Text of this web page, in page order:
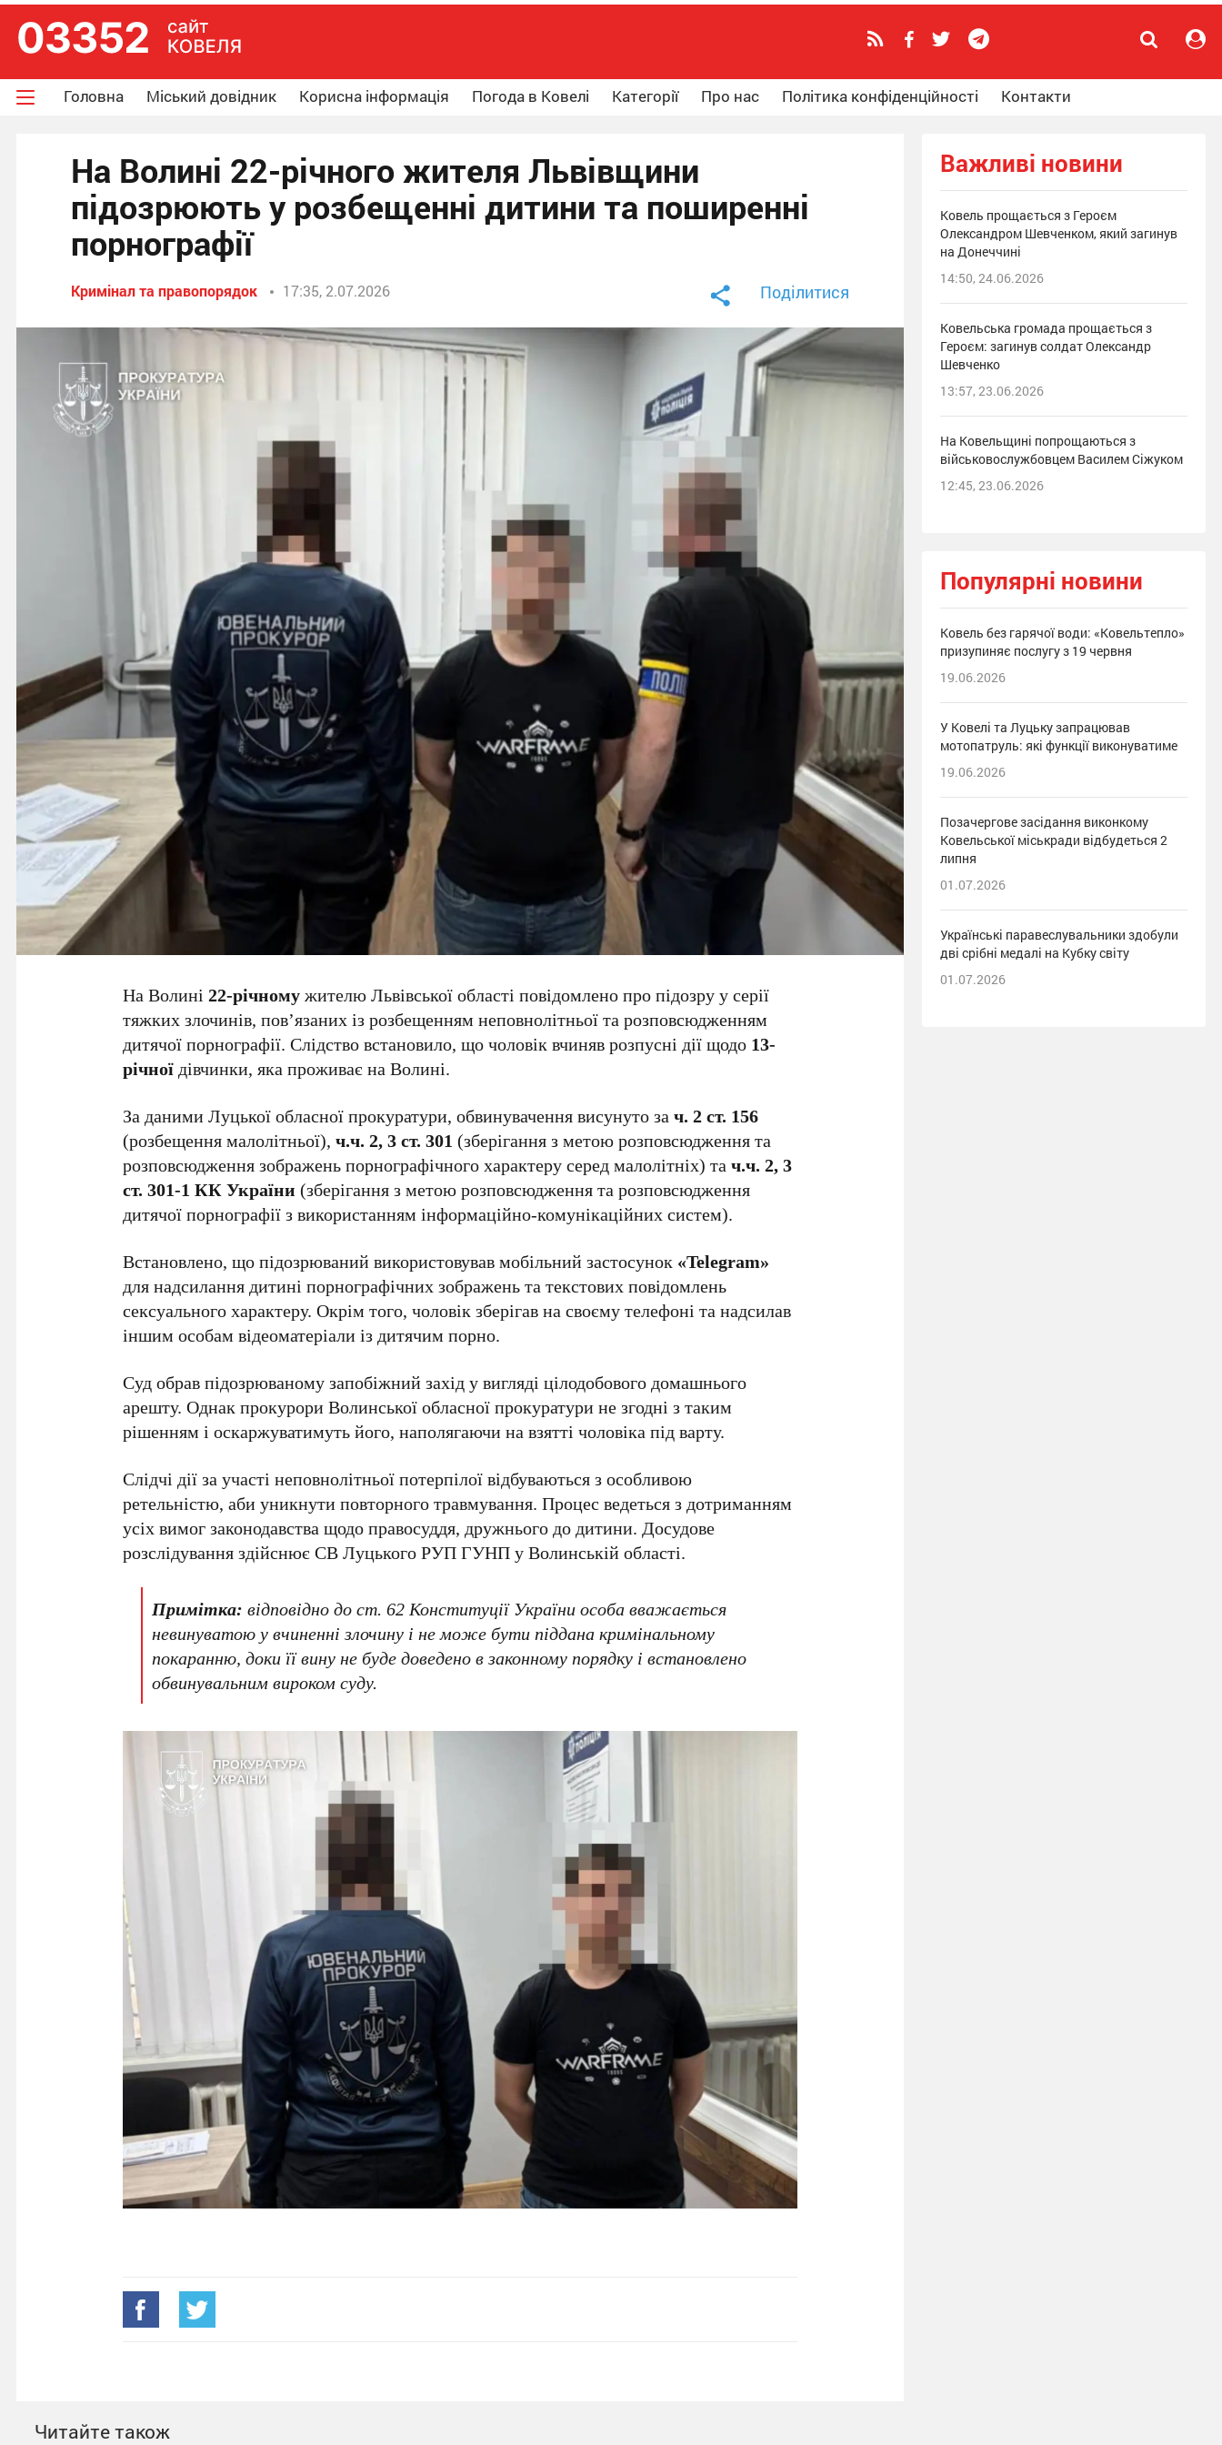
Головна Міський довідник Корисна інформація Погода в Ковелі Категорії Про нас Політика конфіденційності Контакти
На Волині 22-річного жителя Львівщини
підозрюють у розбещенні дитини та поширенні
порнографії
Кримінал та правопорядок 17:35, 2.07.2026 Поділитися
На Волині22-річномужителю Львівської області повідомлено про підозру у серії
тяжких злочинів, пов’язаних із розбещенням неповнолітньої та розповсюдженням
дитячої порнографії. Слідство встановило, що чоловік вчиняв розпусні дії щодо 13-
річноїдівчинки, яка проживає на Волині.
За даними Луцької обласної прокуратури, обвинувачення висунуто зач. 2 ст. 156
(розбещення малолітньої),ч.ч. 2, 3 ст. 301 (зберігання з метою розповсюдження та
розповсюдження зображень порнографічного характеру серед малолітніх) тач.ч. 2, 3
ст. 301-1 КК України (зберігання з метою розповсюдження та розповсюдження
дитячої порнографії з використанням інформаційно-комунікаційних систем).
Встановлено, що підозрюваний використовував мобільний застосунок «Telegram»
для надсилання дитині порнографічних зображень та текстових повідомлень
сексуального характеру. Окрім того, чоловік зберігав на своєму телефоні та надсилав
іншим особам відеоматеріали із дитячим порно.
Суд обрав підозрюваному запобіжний захід у вигляді цілодобового домашнього
арешту. Однак прокурори Волинської обласної прокуратури не згодні з таким
рішенням і оскаржуватимуть його, наполягаючи на взятті чоловіка під варту.
Слідчі дії за участі неповнолітньої потерпілої відбуваються з особливою
ретельністю, аби уникнути повторного травмування. Процес ведеться з дотриманням
усіх вимог законодавства щодо правосуддя, дружнього до дитини. Досудове
розслідування здійснює СВ Луцького РУП ГУНП у Волинській області.
Примітка: відповідно до ст. 62 Конституції України особа вважається
невинуватою у вчиненні злочину і не може бути піддана кримінальному
покаранню, доки її вину не буде доведено в законному порядку і встановлено
обвинувальним вироком суду.
Читайте також
Важливі новини
Ковель прощається з Героєм
Олександром Шевченком, який загинув
на Донеччині
14:50, 24.06.2026
Ковельська громада прощається з
Героєм: загинув солдат Олександр
Шевченко
13:57, 23.06.2026
На Ковельщині попрощаються з
військовослужбовцем Василем Сіжуком
12:45, 23.06.2026
Популярні новини
Ковель без гарячої води: «Ковельтепло»
призупиняє послугу з 19 червня
19.06.2026
У Ковелі та Луцьку запрацював
мотопатруль: які функції виконуватиме
19.06.2026
Позачергове засідання виконкому
Ковельської міськради відбудеться 2
липня
01.07.2026
Українські паравеслувальники здобули
дві срібні медалі на Кубку світу
01.07.2026